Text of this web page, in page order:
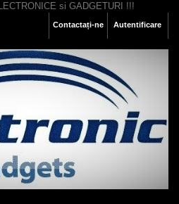
Autentificare
Contactați-ne